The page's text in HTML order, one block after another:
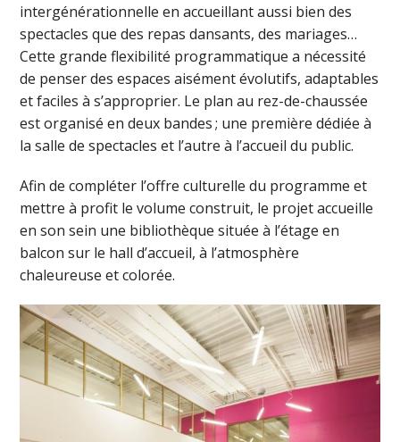
intergénérationnelle en accueillant aussi bien des
spectacles que des repas dansants, des mariages…
Cette grande flexibilité programmatique a nécessité
de penser des espaces aisément évolutifs, adaptables
et faciles à s’approprier. Le plan au rez-de-chaussée
est organisé en deux bandes ; une première dédiée à
la salle de spectacles et l’autre à l’accueil du public.
Afin de compléter l’offre culturelle du programme et
mettre à profit le volume construit, le projet accueille
en son sein une bibliothèque située à l’étage en
balcon sur le hall d’accueil, à l’atmosphère
chaleureuse et colorée.